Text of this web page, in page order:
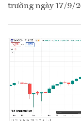
trường ngày 17/9/